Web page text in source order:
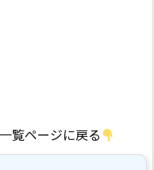
覧ページに戻る